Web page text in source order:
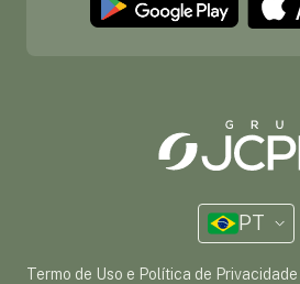
PT
Termo de Uso e Política de Privacidade